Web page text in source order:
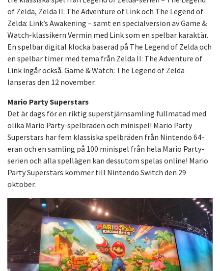
of Zelda, Zelda II: The Adventure of Link och The Legend of
Zelda: Link’s Awakening – samt en specialversion av Game &
Watch-klassikern Vermin med Link som en spelbar karaktär.
En spelbar digital klocka baserad på The Legend of Zelda och
en spelbar timer med tema från Zelda II: The Adventure of
Link ingår också. Game & Watch: The Legend of Zelda
lanseras den 12 november.
Mario Party Superstars
Det är dags för en riktig superstjärnsamling fullmatad med
olika Mario Party-spelbräden och minispel! Mario Party
Superstars har fem klassiska spelbräden från Nintendo 64-
eran och en samling på 100 minispel från hela Mario Party-
serien och alla spellägen kan dessutom spelas online! Mario
Party Superstars kommer till Nintendo Switch den 29
oktober.